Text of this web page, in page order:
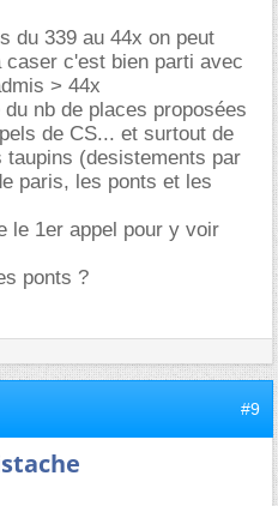
du 339 au 44x on peut
caser c'est bien parti avec
> 44x
nb de places proposées
de CS... et surtout de
(desistements par
paris, les ponts et les
le 1er appel pour y voir
ponts ?
#9